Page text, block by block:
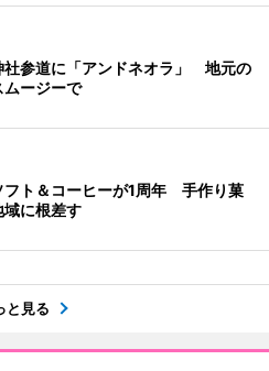
社参道に「アンドネオラ」 地元の
ージーで
フト＆コーヒーが1周年 手作り菓
に根差す
と見る